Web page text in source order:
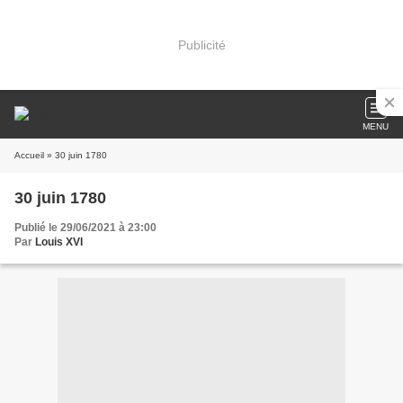
Publicité
MENU
Accueil » 30 juin 1780
30 juin 1780
Publié le 29/06/2021 à 23:00
Par Louis XVI